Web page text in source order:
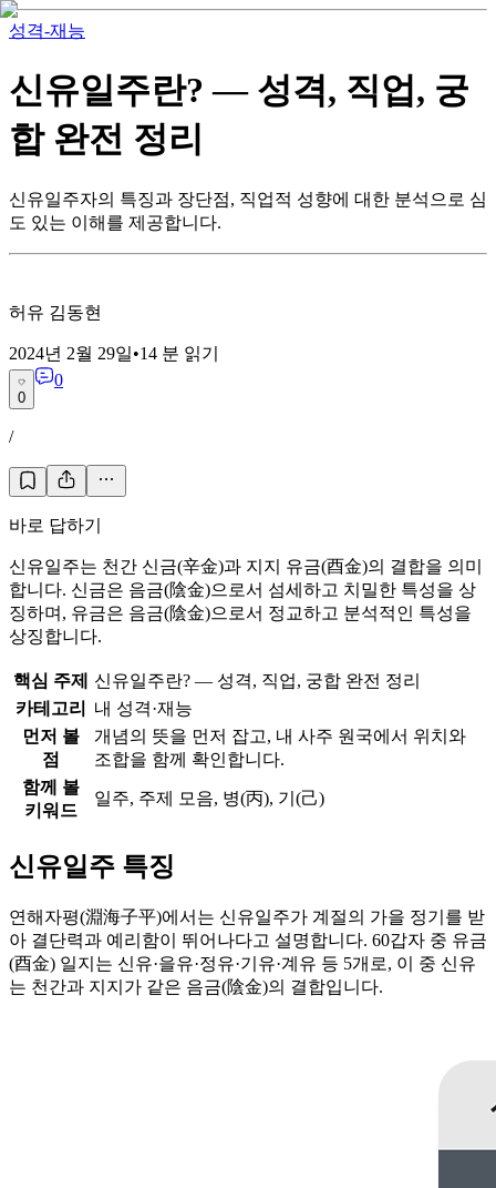
성격-재능
신유일주란? — 성격, 직업, 궁
합 완전 정리
신유일주자의 특징과 장단점, 직업적 성향에 대한 분석으로 심
도 있는 이해를 제공합니다.
허유 김동현
2024년 2월 29일•14 분 읽기
0
0
/
바로 답하기
신유일주는 천간 신금(辛金)과 지지 유금(酉金)의 결합을 의미
합니다. 신금은 음금(陰金)으로서 섬세하고 치밀한 특성을 상
징하며, 유금은 음금(陰金)으로서 정교하고 분석적인 특성을
상징합니다.
핵심 주제
신유일주란? — 성격, 직업, 궁합 완전 정리
카테고리
내 성격·재능
먼저 볼
점
개념의 뜻을 먼저 잡고, 내 사주 원국에서 위치와
조합을 함께 확인합니다.
함께 볼
키워드
일주, 주제 모음, 병(丙), 기(己)
신유일주 특징
연해자평(淵海子平)에서는 신유일주가 계절의 가을 정기를 받
아 결단력과 예리함이 뛰어나다고 설명합니다. 60갑자 중 유금
(酉金) 일지는 신유·을유·정유·기유·계유 등 5개로, 이 중 신유
는 천간과 지지가 같은 음금(陰金)의 결합입니다.